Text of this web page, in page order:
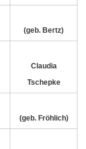
(geb. Bertz)
Claudia
Tschepke
(geb. Fröhlich)